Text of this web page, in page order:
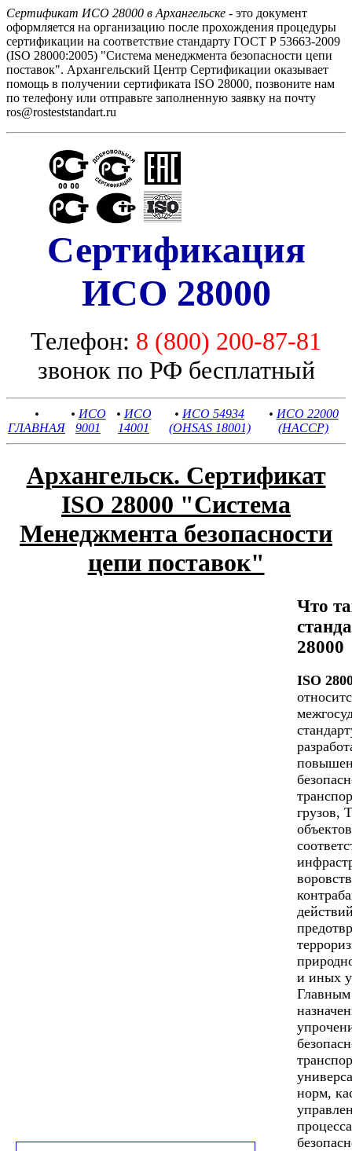
Сертификат ИСО 28000 в Архангельске - это документ
оформляется на организацию после прохождения процедуры
сертификации на соответствие стандарту ГОСТ Р 53663-2009
(ISO 28000:2005) "Система менеджмента безопасности цепи
поставок". Архангельский Центр Сертификации оказывает
помощь в получении сертификата ISO 28000, позвоните нам
по телефону или отправьте заполненную заявку на почту
ros@rosteststandart.ru
Сертификация
ИСО 28000
Телефон: 8 (800) 200-87-81
звонок по РФ бесплатный
•
ГЛАВНАЯ
• ИСО
9001
• ИСО
14001
• ИСО 54934
(OHSAS 18001)
• ИСО 22000
(HACCP)
Архангельск. Сертификат
ISO 28000 "Система
Менеджмента безопасности
цепи поставок"
Что
28000
ISO
грузов,
объектов
и иных
Главным
норм,
процесса